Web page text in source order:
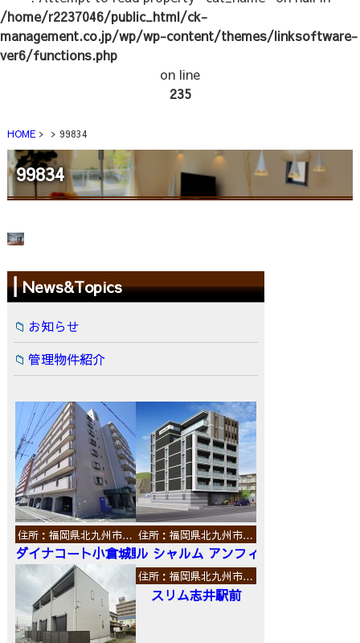
/home/r2237046/public_html/ck-
management.co.jp/wp/wp-content/themes/linksoftware-
ver6/functions.php
on line
235
HOME 99834
99834
News&Topics
お知らせ
管理物件紹介
住所：福岡県北九州市…
ダイナコート小倉城野
住所：福岡県北九州市…
ル シャルム アンフィニ
住所：福岡県北九州市…
スリム志井駅前